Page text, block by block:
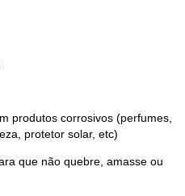
corrosivos (perfumes,
protetor solar, etc)
que não quebre, amasse ou